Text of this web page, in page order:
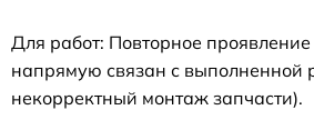
Для работ: Повторное
напрямую связан с выполненной
некорректный монтаж запчасти).